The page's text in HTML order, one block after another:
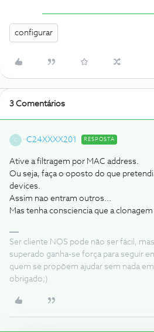
configurar
3 Comentários
C C24XXXX201 RESPOSTA
Ative a filtragem por MAC address.
Ou seja, faça o oposto do que
devices.
Assim nao entram outros...
Mas tenha consciencia que a
Ser cliente NOS pode não ser fácil,
superado ganha-se força para seguir
quem se propõem ajudar sem nada
obrigado;)